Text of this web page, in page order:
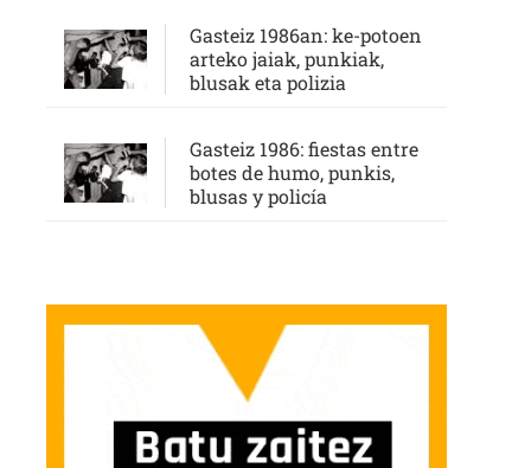
Gasteiz 1986an: ke-potoen
arteko jaiak, punkiak,
blusak eta polizia
Gasteiz 1986: fiestas entre
botes de humo, punkis,
blusas y policía